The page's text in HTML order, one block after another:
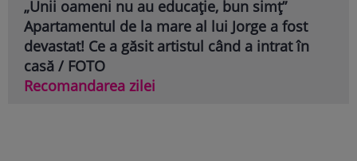
„Unii oameni nu au educație, bun simț”
Apartamentul de la mare al lui Jorge a fost
devastat! Ce a găsit artistul când a intrat în
casă / FOTO
Recomandarea zilei